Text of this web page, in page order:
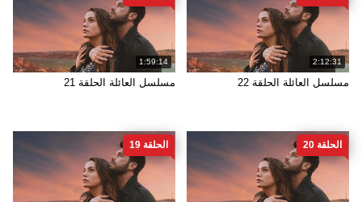
2:12:31
مسلسل العائلة الحلقة 22
1:59:14
مسلسل العائلة الحلقة 21
الحلقة 20 الحلقة 19